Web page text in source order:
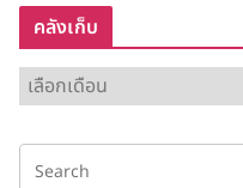
คลังเก็บ
ลั
ง